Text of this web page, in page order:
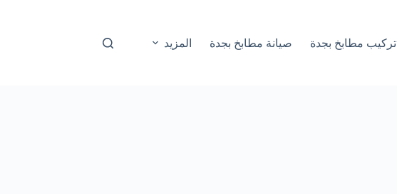
تركيب مطابخ بجدة صيانة مطابخ بجدة المزيد